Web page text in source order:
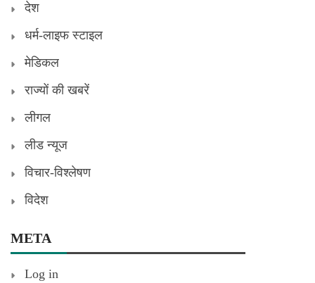
देश
धर्म-लाइफ स्टाइल
मेडिकल
राज्यों की खबरें
लीगल
लीड न्यूज
विचार-विश्लेषण
विदेश
META
Log in